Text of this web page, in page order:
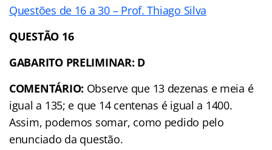
Questões de 16 a 30 – Prof. Thiago Silva
QUESTÃO 16
GABARITO PRELIMINAR: D
COMENTÁRIO: Observe que 13 dezenas e meia é
igual a 135; e que 14 centenas é igual a 1400.
Assim, podemos somar, como pedido pelo
enunciado da questão.